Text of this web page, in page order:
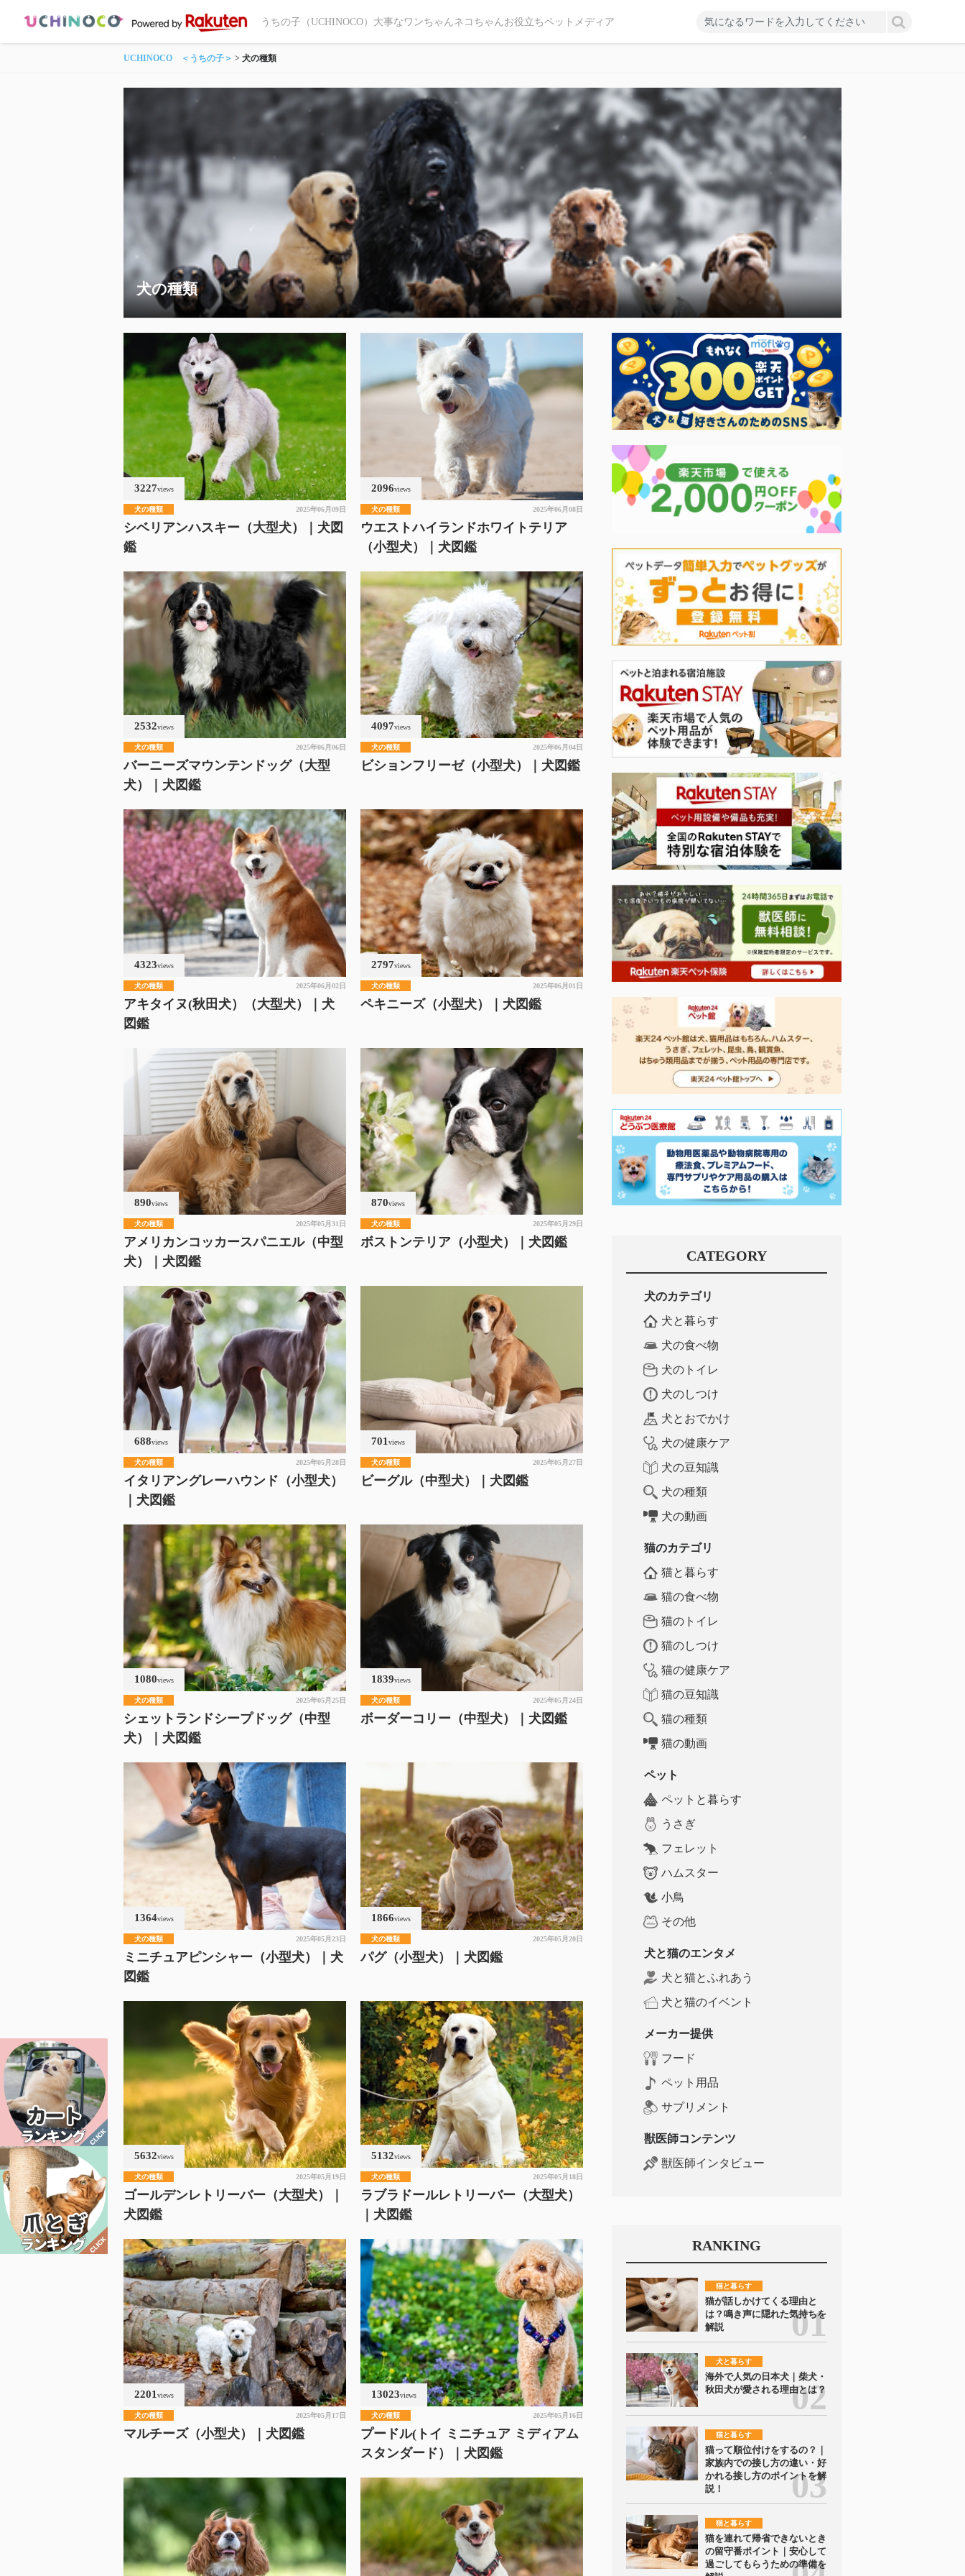
うちの子（UCHINOCO）大事なワンちゃんネコちゃんお役立ちペットメディア
UCHINOCO ＜うちの子＞ 犬の種類
犬の種類
3227views
犬の種類 2025年06月09日
シベリアンハスキー（大型犬）｜犬図
鑑
2096views
犬の種類 2025年06月08日
ウエストハイランドホワイトテリア
（小型犬）｜犬図鑑
2532views
犬の種類 2025年06月06日
バーニーズマウンテンドッグ（大型
犬）｜犬図鑑
4097views
犬の種類 2025年06月04日
ビションフリーゼ（小型犬）｜犬図鑑
4323views
犬の種類 2025年06月02日
アキタイヌ(秋田犬）（大型犬）｜犬
図鑑
2797views
犬の種類 2025年06月01日
ペキニーズ（小型犬）｜犬図鑑
890views
犬の種類 2025年05月31日
アメリカンコッカースパニエル（中型
犬）｜犬図鑑
870views
犬の種類 2025年05月29日
ボストンテリア（小型犬）｜犬図鑑
688views
犬の種類 2025年05月28日
イタリアングレーハウンド（小型犬）
｜犬図鑑
701 views
犬の種類 2025年05月27日
ビーグル（中型犬）｜犬図鑑
1080views
犬の種類 2025年05月25日
シェットランドシープドッグ（中型
犬）｜犬図鑑
1839views
犬の種類 2025年05月24日
ボーダーコリー（中型犬）｜犬図鑑
1364views
犬の種類 2025年05月23日
ミニチュアピンシャー（小型犬）｜犬
図鑑
1866views
犬の種類 2025年05月20日
パグ（小型犬）｜犬図鑑
5632views
犬の種類 2025年05月19日
ゴールデンレトリーバー（大型犬）｜
犬図鑑
5132views
犬の種類 2025年05月18日
ラブラドールレトリーバー（大型犬）
｜犬図鑑
2201 views
犬の種類 2025年05月17日
マルチーズ（小型犬）｜犬図鑑
13023views
犬の種類 2025年05月16日
プードル(トイ ミニチュア ミディアム
スタンダード）｜犬図鑑
CATEGORY
犬のカテゴリ
犬と暮らす
犬の食べ物
犬のトイレ
犬のしつけ
犬とおでかけ
犬の健康ケア
犬の豆知識
犬の種類
犬の動画
猫のカテゴリ
猫と暮らす
猫の食べ物
猫のトイレ
猫のしつけ
猫の健康ケア
猫の豆知識
猫の種類
猫の動画
ペット
ペットと暮らす
うさぎ
フェレット
ハムスター
小鳥
その他
犬と猫のエンタメ
犬と猫とふれあう
犬と猫のイベント
メーカー提供
フード
ペット用品
サプリメント
獣医師コンテンツ
獣医師インタビュー
RANKING
猫と暮らす
猫が話しかけてくる理由と
は？鳴き声に隠れた気持ちを
解説
犬と暮らす
海外で人気の日本犬｜柴犬・
秋田犬が愛される理由とは？
猫と暮らす
猫って順位付けをするの？｜
家族内での接し方の違い・好
かれる接し方のポイントを解
説！
猫と暮らす
猫を連れて帰省できないとき
の留守番ポイント｜安心して
過ごしてもらうための準備を